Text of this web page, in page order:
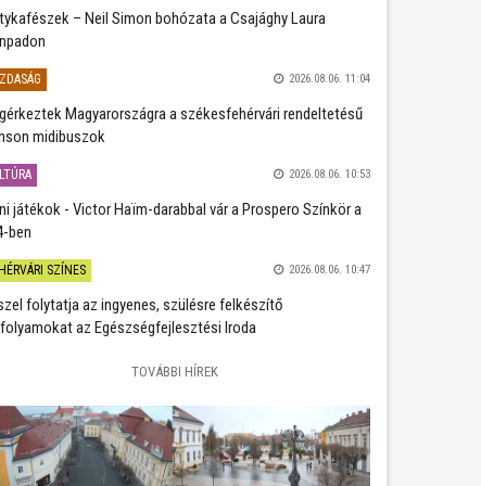
– Neil Simon bohózata a Csajághy Laura
2026.08.06. 11:04
Magyarországra a székesfehérvári rendeltetésű
midibuszok
2026.08.06. 10:53
játékok - Victor Haïm-darabbal vár a Prospero Színkör a
ben
SZÍNES 2026.08.06. 10:47
folytatja az ingyenes, szülésre felkészítő
az Egészségfejlesztési Iroda
TOVÁBBI HÍREK